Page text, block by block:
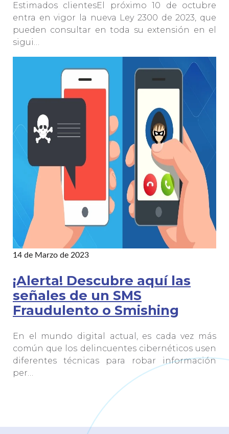
Estimados clientesEl próximo 10 de octubre
entra en vigor la nueva Ley 2300 de 2023, que
pueden consultar en toda su extensión en el
sigui…
14 de Marzo de 2023
¡Alerta! Descubre aquí las
señales de un SMS
Fraudulento o Smishing
En el mundo digital actual, es cada vez más
común que los delincuentes cibernéticos usen
diferentes técnicas para robar información
per…